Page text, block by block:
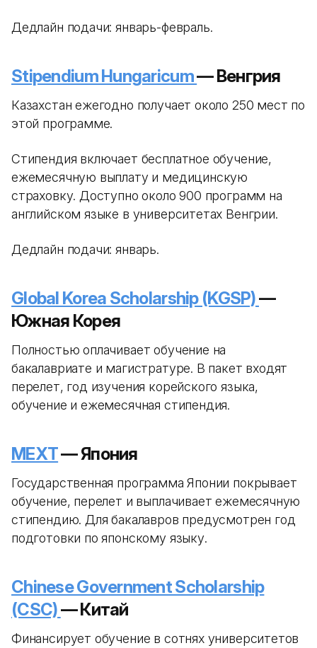
Дедлайн подачи: январь-февраль.
Stipendium Hungaricum— Венгрия
Казахстан ежегодно получает около 250 мест по
этой программе.
Стипендия включает бесплатное обучение,
ежемесячную выплату и медицинскую
страховку. Доступно около 900 программ на
английском языке в университетах Венгрии.
Дедлайн подачи: январь.
Global Korea Scholarship (KGSP)—
Южная Корея
Полностью оплачивает обучение на
бакалавриате и магистратуре. В пакет входят
перелет, год изучения корейского языка,
обучение и ежемесячная стипендия.
MEXT— Япония
Государственная программа Японии покрывает
обучение, перелет и выплачивает ежемесячную
стипендию. Для бакалавров предусмотрен год
подготовки по японскому языку.
Chinese Government Scholarship
(CSC)— Китай
Финансирует обучение в сотнях университетов